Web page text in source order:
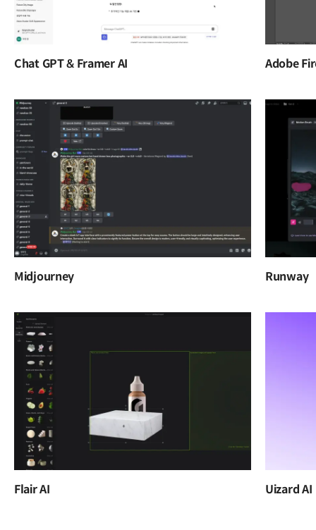
Chat GPT & Framer AI Adobe
Midjourney Runway
Flair AI Uizard AI